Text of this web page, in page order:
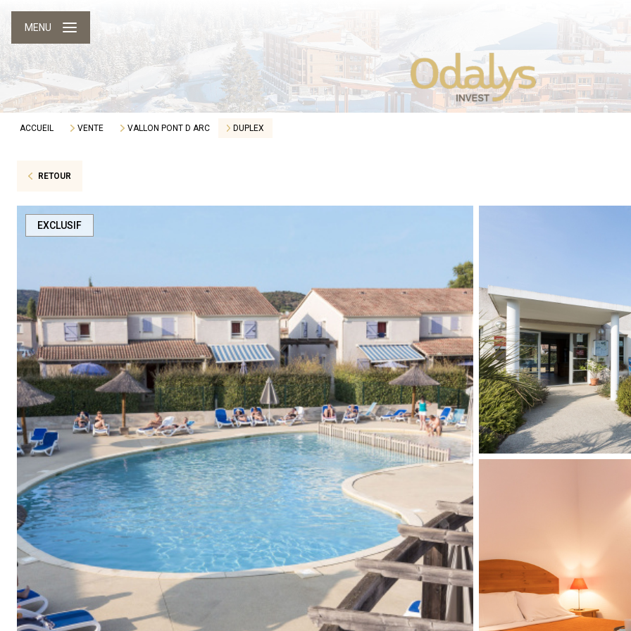
MENU
ACCUEIL VENTE VALLON PONT D ARC DUPLEX
RETOUR
EXCLUSIF